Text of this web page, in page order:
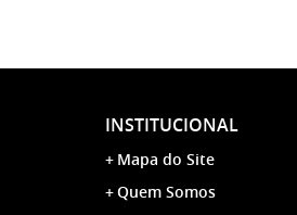
INSTITUCIONAL
Mapa do Site
Quem Somos